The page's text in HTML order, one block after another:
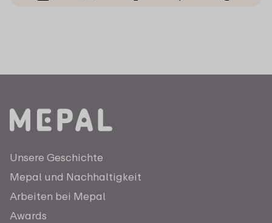
Unsere Geschichte
Mepal und Nachhaltigkeit
Arbeiten bei Mepal
Awards